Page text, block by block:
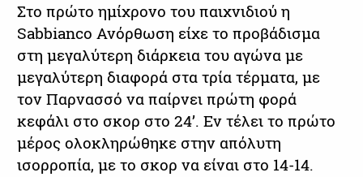
Στο πρώτο ημίχρονο του παιχνιδιού η
Sabbianco Ανόρθωση είχε το προβάδισμα
στη μεγαλύτερη διάρκεια του αγώνα με
μεγαλύτερη διαφορά στα τρία τέρματα, με
τον Παρνασσό να παίρνει πρώτη φορά
κεφάλι στο σκορ στο 24’. Εν τέλει το πρώτο
μέρος ολοκληρώθηκε στην απόλυτη
ισορροπία, με το σκορ να είναι στο 14-14.